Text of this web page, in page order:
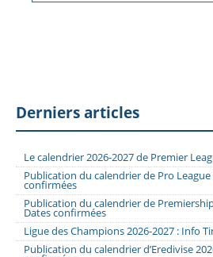
Derniers articles
Le calendrier 2026-2027 de Premier
Publication du calendrier de Pro League
confirmées
Publication du calendrier de
Dates confirmées
Ligue des Champions 2026-2027 : Info
Publication du calendrier d’Eredivise